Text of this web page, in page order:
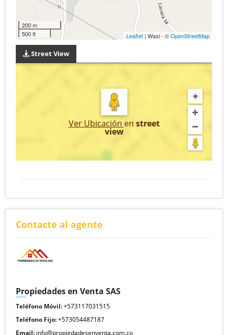
200 m
500 ft
Leaflet | Wasi - ©OpenStreetMap
Street View
Ver Ubicación en street
view
Contacte al agente
Propiedades en Venta SAS
Teléfono Móvil:+573117031515
Teléfono Fijo:+573054487187
Email: info@propiedadesenventa.com.co